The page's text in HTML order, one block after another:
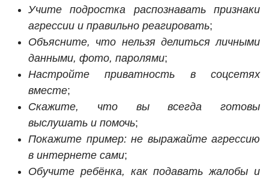
Учите подростка распознавать признаки
агрессии и правильно реагировать;
Объясните, что нельзя делиться личными
данными, фото, паролями;
Настройте приватность в соцсетях
вместе;
Скажите, что вы всегда готовы
выслушать и помочь;
Покажите пример: не выражайте агрессию
в интернете сами;
Обучите ребёнка, как подавать жалобы и